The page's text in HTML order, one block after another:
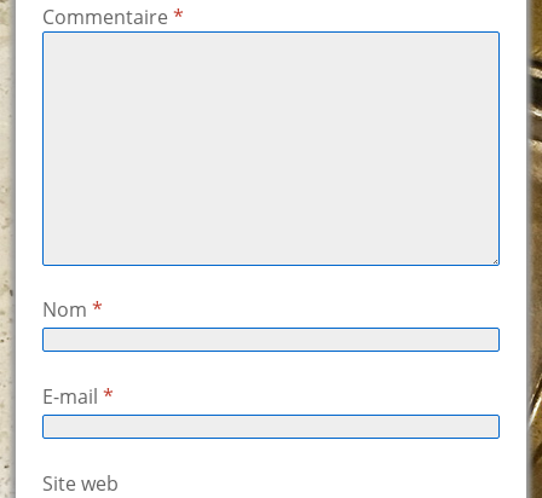
Commentaire *
Nom *
E-mail *
Site web